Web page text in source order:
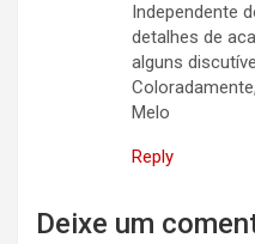
Independente
detalhes de
alguns
Coloradamente,
Melo
Reply
Deixe um